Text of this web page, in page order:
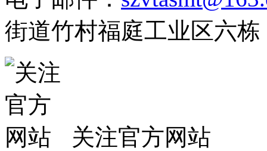
街道竹村福庭工业区六栋
关注官方网站